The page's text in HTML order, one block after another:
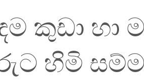
කුඩා හා
හිමි